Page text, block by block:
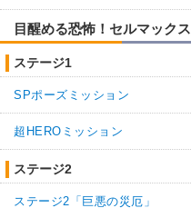
目醒める恐怖！セルマックス
ステージ1
SPポーズミッション
超HEROミッション
ステージ2
ステージ2「巨悪の災厄」